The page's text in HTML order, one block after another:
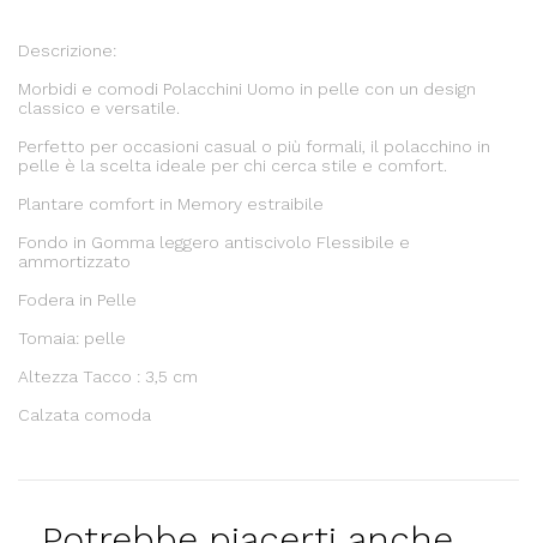
Descrizione:
Morbidi e comodi Polacchini Uomo in pelle con un design
classico e versatile.
Perfetto per occasioni casual o più formali, il polacchino in
pelle è la scelta ideale per chi cerca stile e comfort.
Plantare comfort in Memory estraibile
Fondo in Gomma leggero antiscivolo Flessibile e
ammortizzato
Fodera in Pelle
Tomaia: pelle
Altezza Tacco : 3,5 cm
Calzata comoda